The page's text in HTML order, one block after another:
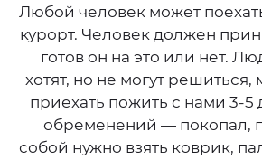
Любой человек может
курорт. Человек должен
готов он на это или нет.
хотят, но не могут
приехать пожить с нами 3-5
обременений — покопал,
собой нужно взять коврик,